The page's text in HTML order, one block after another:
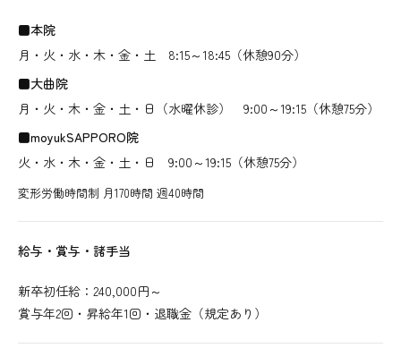
■本院
月・火・水・木・金・土 8:15～18:45（休憩90分）
■大曲院
月・火・木・金・土・日（水曜休診） 9:00～19:15（休憩75分）
■moyukSAPPORO院
火・水・木・金・土・日 9:00～19:15（休憩75分）
変形労働時間制 月170時間 週40時間
給与・賞与・諸手当
新卒初任給：240,000円～
賞与年2回・昇給年1回・退職金（規定あり）